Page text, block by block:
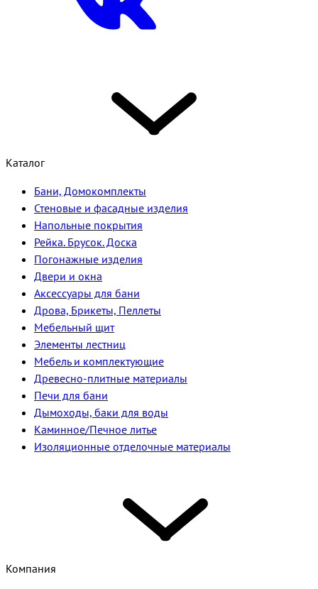
Каталог
Бани, Домокомплекты
Стеновые и фасадные изделия
Напольные покрытия
Рейка. Брусок. Доска
Погонажные изделия
Двери и окна
Аксессуары для бани
Дрова, Брикеты, Пеллеты
Мебельный щит
Элементы лестниц
Мебель и комплектующие
Древесно-плитные материалы
Печи для бани
Дымоходы, баки для воды
Каминное/Печное литье
Изоляционные отделочные материалы
Компания